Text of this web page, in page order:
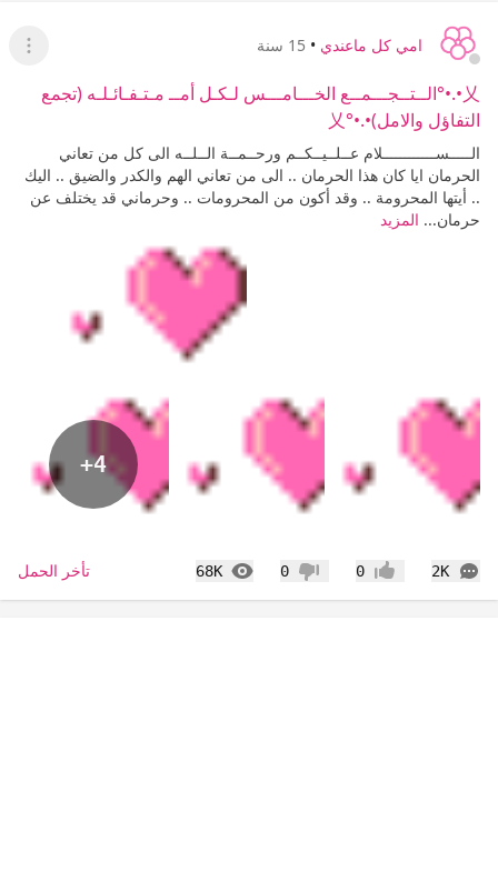
امي كل ماعندي • 15 سنة
عرض
乂•.•°الــتــجـــمــع الخـــامـــس لـكـل أمــ مـتـفـائـلـه (تجمع
التفاؤل والامل)•.•°乂
الـــــســــــــــــلام عــلــيــكــم ورحــمــة الــلــه الى كل من تعاني
الحرمان ايا كان هذا الحرمان .. الى من تعاني الهم والكدر والضيق .. اليك
.. أيتها المحرومة .. وقد أكون من المحرومات .. وحرماني قد يختلف عن
حرمان... المزيد
+4
2K
التعليقات إعجاب0 عدم إعجاب
0
68K
المشاهدات تأخر الحمل